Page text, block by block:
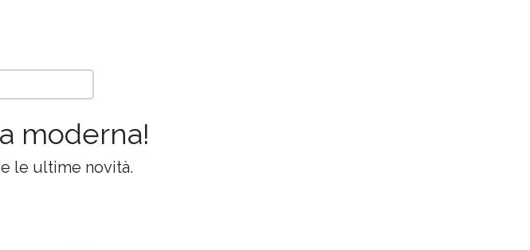
moderna!
le ultime novità.